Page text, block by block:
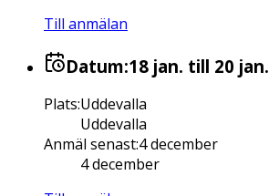
Till anmälan
Datum:18 jan. till 20 jan.
Plats:Uddevalla
Uddevalla
Anmäl senast:4 december
4 december